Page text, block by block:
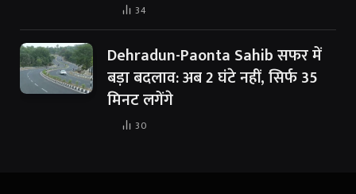
34
Dehradun-Paonta Sahib सफर में
बड़ा बदलाव: अब 2 घंटे नहीं, सिर्फ 35
मिनट लगेंगे
30